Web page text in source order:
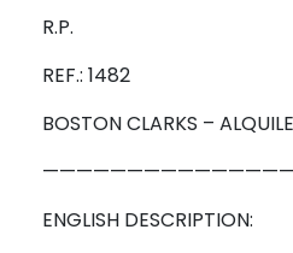
R.P.
REF.: 1482
BOSTON CLARKS –
ENGLISH DESCRIPTION: